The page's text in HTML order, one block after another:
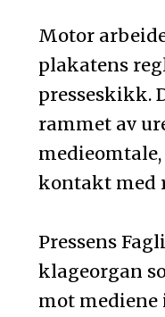
Motor
plakatens
presseskikk.
rammet av
kontakt med
Pressens
klageorgan
mot mediene